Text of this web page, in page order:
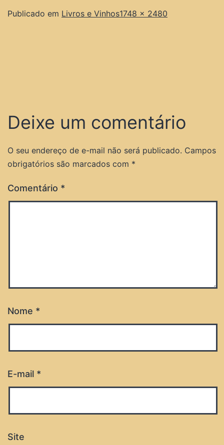
Publicado em Livros e Vinhos1748 × 2480
Deixe um comentário
O seu endereço de e-mail não será publicado. Campos
obrigatórios são marcados com *
Comentário *
Nome *
E-mail *
Site